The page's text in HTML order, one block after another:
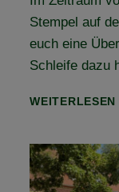
Stempel auf
euch eine
Schleife dazu
WEITERLESEN